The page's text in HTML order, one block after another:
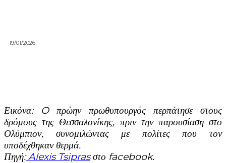
19/01/2026
Εικόνα: O πρώην πρωθυπουργός περπάτησε στους
δρόμους της Θεσσαλονίκης, πριν την παρουσίαση στο
Ολύμπιον, συνομιλώντας με πολίτες που τον
υποδέχθηκαν θερμά.
Πηγή:Alexis Tsiprasστο facebook.